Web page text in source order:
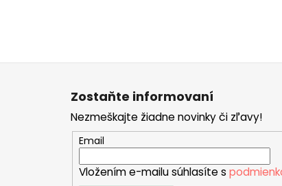
Zostaňte informovaní
Nezmeškajte žiadne novinky či zľavy!
Email
Vložením e-mailu súhlasíte s